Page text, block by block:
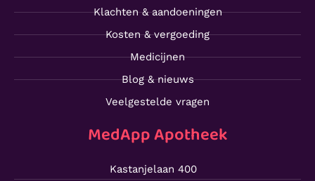
Klachten & aandoeningen
Kosten & vergoeding
Medicijnen
Blog & nieuws
Veelgestelde vragen
MedApp Apotheek
Kastanjelaan 400